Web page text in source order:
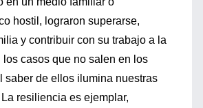
hostil, lograron superarse,
y contribuir con su trabajo a la
casos que no salen en los
saber de ellos ilumina nuestras
resiliencia es ejemplar,